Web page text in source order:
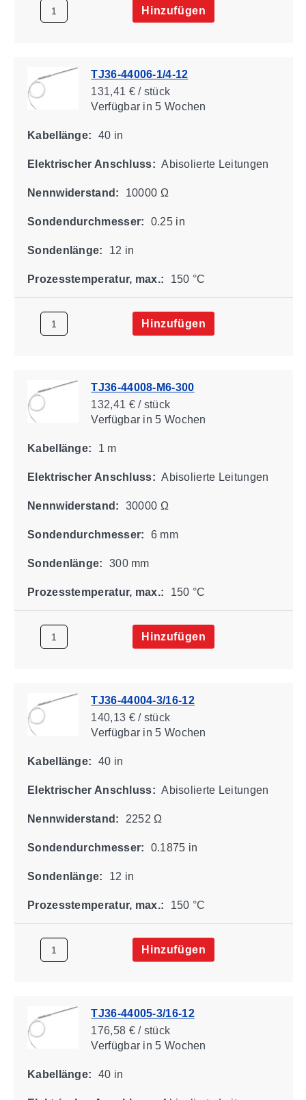
Hinzufügen
TJ36-44006-1/4-12
131,41 € / stück
Verfügbarin 5 Wochen
Kabellänge: 40 in
Elektrischer Anschluss: Abisolierte Leitungen
Nennwiderstand: 10000 Ω
Sondendurchmesser: 0.25 in
Sondenlänge: 12 in
Prozesstemperatur, max.: 150 °C
Hinzufügen
TJ36-44008-M6-300
132,41 € / stück
Verfügbarin 5 Wochen
Kabellänge: 1 m
Elektrischer Anschluss: Abisolierte Leitungen
Nennwiderstand: 30000 Ω
Sondendurchmesser: 6 mm
Sondenlänge: 300 mm
Prozesstemperatur, max.: 150 °C
Hinzufügen
TJ36-44004-3/16-12
140,13 € / stück
Verfügbarin 5 Wochen
Kabellänge: 40 in
Elektrischer Anschluss: Abisolierte Leitungen
Nennwiderstand: 2252 Ω
Sondendurchmesser: 0.1875 in
Sondenlänge: 12 in
Prozesstemperatur, max.: 150 °C
Hinzufügen
TJ36-44005-3/16-12
176,58 € / stück
Verfügbarin 5 Wochen
Kabellänge: 40 in